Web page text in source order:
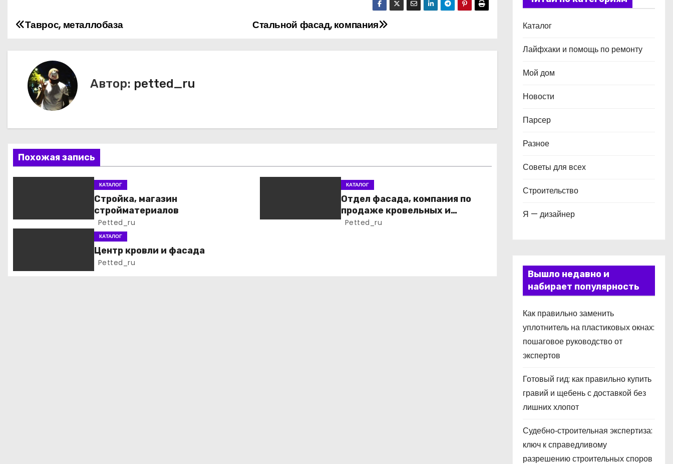
Н
а
а
ц
и
п
Стальной фасад, компания
Таврос, металлобаза
Автор: petted_ru
Похожая запись
КАТАЛОГ
Стройка, магазин
стройматериалов
Petted_ru
КАТАЛОГ
Отдел фасада, компания по
продаже кровельных и
фасадных материалов
Petted_ru
КАТАЛОГ
Центр кровли и фасада
Petted_ru
Каталог
Лайфхаки и помощь по ремонту
Мой дом
Новости
Парсер
Разное
Советы для всех
Строительство
Я — дизайнер
Вышло недавно и
набирает популярность
Как правильно заменить
уплотнитель на пластиковых окнах:
пошаговое руководство от
экспертов
Готовый гид: как правильно купить
гравий и щебень с доставкой без
лишних хлопот
Судебно‑строительная экспертиза:
ключ к справедливому
разрешению строительных споров